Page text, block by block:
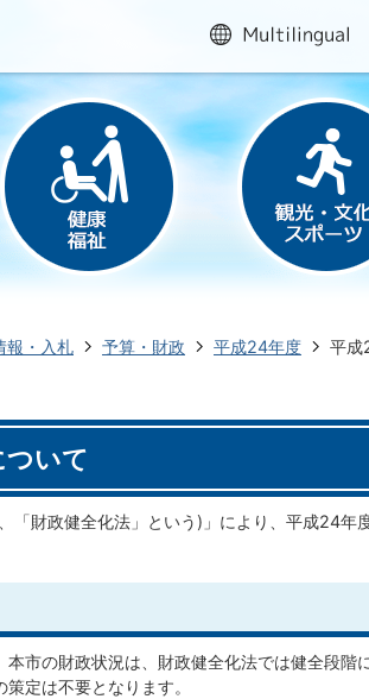
multilingual
報・入札 予算・財政 平成24年度 平成
いて
「財政健全化法」という)」により、平成24年
市の財政状況は、財政健全化法では健全段階に
定は不要となります。